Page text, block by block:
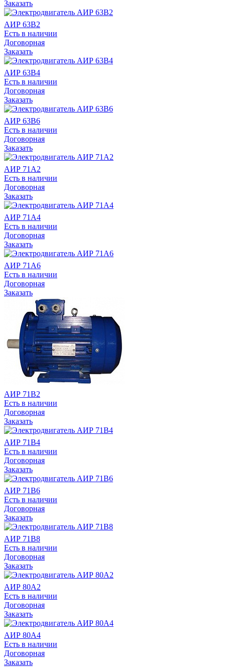
Заказать
АИР 63В2
Есть в наличии
Договорная
Заказать
АИР 63В4
Есть в наличии
Договорная
Заказать
АИР 63В6
Есть в наличии
Договорная
Заказать
АИР 71А2
Есть в наличии
Договорная
Заказать
АИР 71А4
Есть в наличии
Договорная
Заказать
АИР 71А6
Есть в наличии
Договорная
Заказать
АИР 71В2
Есть в наличии
Договорная
Заказать
АИР 71В4
Есть в наличии
Договорная
Заказать
АИР 71В6
Есть в наличии
Договорная
Заказать
АИР 71В8
Есть в наличии
Договорная
Заказать
АИР 80А2
Есть в наличии
Договорная
Заказать
АИР 80А4
Есть в наличии
Договорная
Заказать